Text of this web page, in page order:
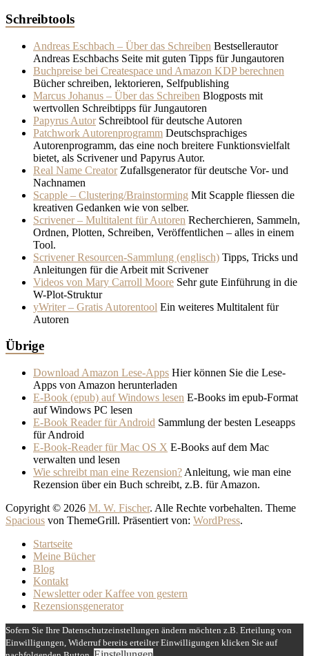
Schreibtools
Andreas Eschbach – Über das Schreiben Bestsellerautor
Andreas Eschbachs Seite mit guten Tipps für Jungautoren
Buchpreise bei Createspace und Amazon KDP berechnen
Bücher schreiben, lektorieren, Selfpublishing
Marcus Johanus – Über das Schreiben Blogposts mit
wertvollen Schreibtipps für Jungautoren
Papyrus AutorSchreibtool für deutsche Autoren
Patchwork Autorenprogramm Deutschsprachiges
Autorenprogramm, das eine noch breitere Funktionsvielfalt
bietet, als Scrivener und Papyrus Autor.
Real Name CreatorZufallsgenerator für deutsche Vor- und
Nachnamen
Scapple – Clustering/Brainstorming Mit Scapple fliessen die
kreativen Gedanken wie von selber.
Scrivener – Multitalent für Autoren Recherchieren, Sammeln,
Ordnen, Plotten, Schreiben, Veröffentlichen – alles in einem
Tool.
Scrivener Resourcen-Sammlung (englisch) Tipps, Tricks und
Anleitungen für die Arbeit mit Scrivener
Videos von Mary Carroll Moore Sehr gute Einführung in die
W-Plot-Struktur
yWriter – Gratis Autorentool Ein weiteres Multitalent für
Autoren
Übrige
Download Amazon Lese-Apps Hier können Sie die Lese-
Apps von Amazon herunterladen
E-Book (epub) auf Windows lesen E-Books im epub-Format
auf Windows PC lesen
E-Book Reader für Android Sammlung der besten Leseapps
für Android
E-Book-Reader für Mac OS X E-Books auf dem Mac
verwalten und lesen
Wie schreibt man eine Rezension? Anleitung, wie man eine
Rezension über ein Buch schreibt, z.B. für Amazon.
Copyright © 2026 M. W. Fischer. Alle Rechte vorbehalten. Theme
Spacious von ThemeGrill. Präsentiert von: WordPress.
Startseite
Meine Bücher
Blog
Kontakt
Newsletter oder Kaffee von gestern
Rezensionsgenerator
Sofern Sie Ihre Datenschutzeinstellungen ändern möchten z.B. Erteilung von
Einwilligungen, Widerruf bereits erteilter Einwilligungen klicken Sie auf